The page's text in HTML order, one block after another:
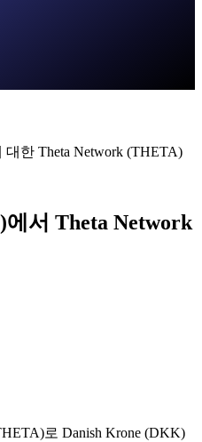
대한 Theta Network (THETA)
서 Theta Network
로 Danish Krone (DKK)